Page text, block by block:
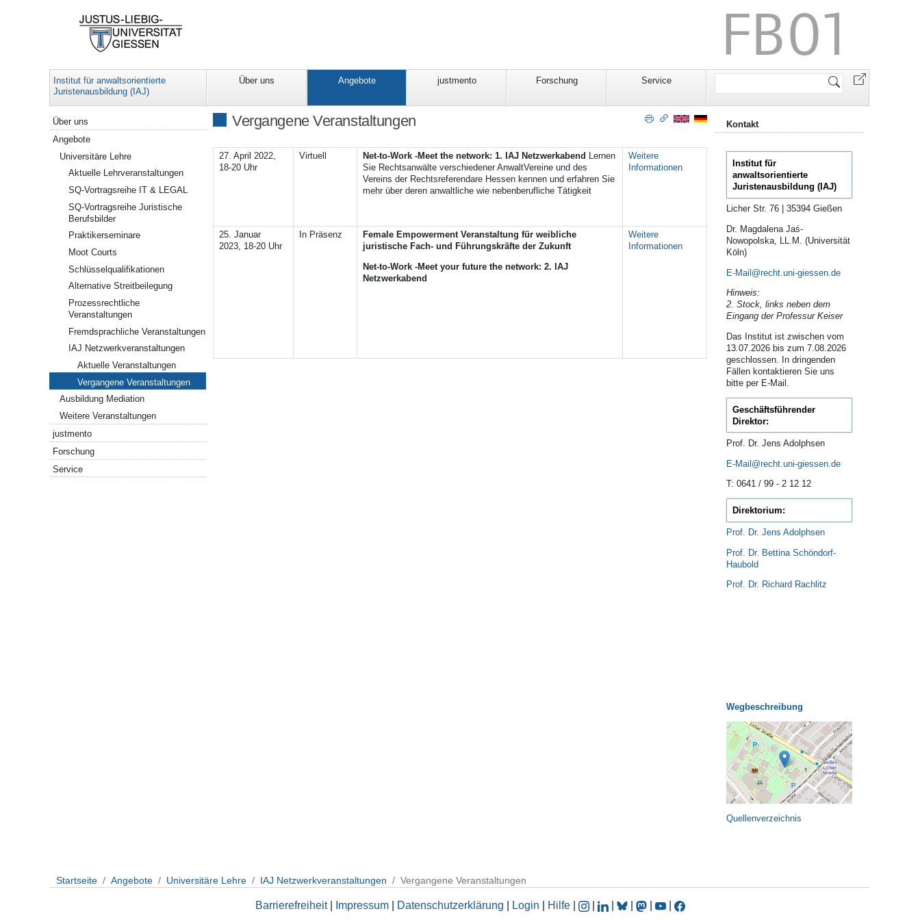
Institut für anwaltsorientierte
Juristenausbildung (IAJ)
Über uns Angebote justmento Forschung Service
Website
Vergangene Veranstaltungen
27. April 2022,
18-20 Uhr
Virtuell Net-to-Work -Meet the network: 1. IAJ Netzwerkabend
Lernen
Sie Rechtsanwälte verschiedener AnwaltVereine und des
Vereins der Rechtsreferendare Hessen kennen und erfahren Sie
mehr über deren anwaltliche wie nebenberufliche Tätigkeit
Weitere
Informationen
25. Januar
2023, 18-20 Uhr
In Präsenz
Female Empowerment Veranstaltung für weibliche
juristische Fach- und Führungskräfte der Zukunft
Net-to-Work -Meet your future the network: 2. IAJ
Netzwerkabend
Weitere
Informationen
Weitere Veranstaltungen
Über uns
Angebote
Universitäre Lehre
Aktuelle Lehrveranstaltungen
SQ-Vortragsreihe IT & LEGAL
SQ-Vortragsreihe Juristische
Berufsbilder
Praktikerseminare
Moot Courts
Schlüsselqualifikationen
Alternative Streitbeilegung
Prozessrechtliche
Veranstaltungen
Fremdsprachliche Veranstaltungen
IAJ Netzwerkveranstaltungen
Aktuelle Veranstaltungen
Vergangene Veranstaltungen
Ausbildung Mediation
Weitere Veranstaltungen
justmento
Forschung
Service
Kontakt
Institut für
anwaltsorientierte
Juristenausbildung (IAJ)
Licher Str. 76 | 35394 Gießen
Dr. Magdalena Jaś-
Nowopolska, LL.M. (Universität
Köln)
E-Mail
Hinweis:
2. Stock, links neben dem
Eingang der Professur Keiser
Das Institut ist zwischen vom
13.07.2026 bis zum 7.08.2026
geschlossen. In dringenden
Fällen kontaktieren Sie uns
bitte per E-Mail.
Geschäftsführender
Direktor:
Prof. Dr. Jens Adolphsen
E-Mail
T: 0641 / 99 - 2 12 12
Direktorium:
Prof. Dr. Jens Adolphsen
Prof. Dr. Bettina Schöndorf-
Haubold
Prof. Dr. Richard Rachlitz
Wegbeschreibung
Quellenverzeichnis
Startseite Angebote Universitäre Lehre IAJ Netzwerkveranstaltungen Vergangene Veranstaltungen
Barrierefreiheit| Impressum| Datenschutzerklärung Login Hilfe| |